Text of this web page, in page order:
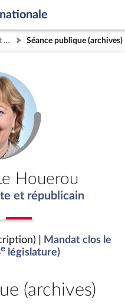
Mme Annie Le Houerou - Mandat clos - Côtes-d'Armor (4e circonscription) Séance publique (archives)
Houerou
et républicain
| Mandat clos le
e législature)
(archives)